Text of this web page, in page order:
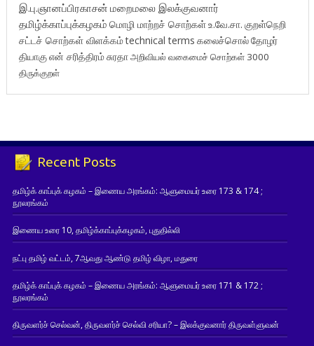
இ.பு.ஞானப்பிரகாசன் மறைமலை இலக்குவனார்
தமிழ்க்காப்புக்கழகம் மொழி மாற்றச் சொற்கள்உ.வே.சா. குறள்நெறி
சட்டச் சொற்கள் விளக்கம்technical terms கலைச்சொல்தோழர்
தியாகுஎன் சரித்திரம்சுரதாஅறிவியல் வகைமைச் சொற்கள் 3000
திருக்குறள்
Recent Posts
தமிழ்க் காப்புக் கழகம் – இணைய அரங்கம்: ஆளுமையர் உரை 173 & 174 ;
நூலரங்கம்
இணைய உரை 10, தமிழ்க்காப்புக்கழகம், புதுதில்லி
நட்பு தமிழ் வட்டம், 7ஆவது ஆண்டு தமிழ் விழா, மதுரை
தமிழ்க் காப்புக் கழகம் – இணைய அரங்கம்: ஆளுமையர் உரை 171 & 172 ;
நூலரங்கம்
திருவளர்ச் செல்வன், திருவளர்ச் செல்வி சரியா? – இலக்குவனார் திருவள்ளுவன்